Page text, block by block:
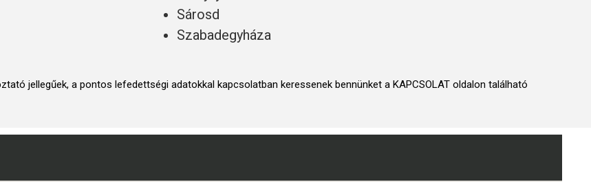
Sárosd
Szabadegyháza
jellegűek, a pontos lefedettségi adatokkal kapcsolatban keressenek bennünket a KAPCSOLAT oldalon található